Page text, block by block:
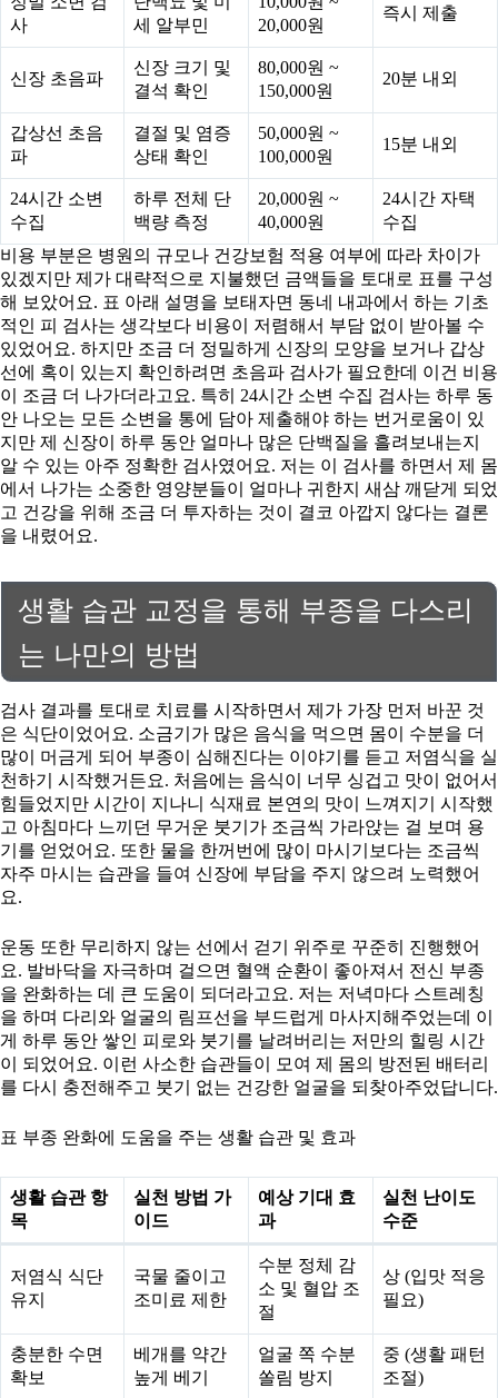
사
세 알부민
20,000원
즉시 제출
신장 초음파
신장 크기 및
결석 확인
80,000원 ~
150,000원
20분 내외
갑상선 초음
파
결절 및 염증
상태 확인
50,000원 ~
100,000원
15분 내외
24시간 소변
수집
하루 전체 단
백량 측정
20,000원 ~
40,000원
24시간 자택
수집
비용 부분은 병원의 규모나 건강보험 적용 여부에 따라 차이가
있겠지만 제가 대략적으로 지불했던 금액들을 토대로 표를 구성
해 보았어요. 표 아래 설명을 보태자면 동네 내과에서 하는 기초
적인 피 검사는 생각보다 비용이 저렴해서 부담 없이 받아볼 수
있었어요. 하지만 조금 더 정밀하게 신장의 모양을 보거나 갑상
선에 혹이 있는지 확인하려면 초음파 검사가 필요한데 이건 비용
이 조금 더 나가더라고요. 특히 24시간 소변 수집 검사는 하루 동
안 나오는 모든 소변을 통에 담아 제출해야 하는 번거로움이 있
지만 제 신장이 하루 동안 얼마나 많은 단백질을 흘려보내는지
알 수 있는 아주 정확한 검사였어요. 저는 이 검사를 하면서 제 몸
에서 나가는 소중한 영양분들이 얼마나 귀한지 새삼 깨닫게 되었
고 건강을 위해 조금 더 투자하는 것이 결코 아깝지 않다는 결론
을 내렸어요.
생활 습관 교정을 통해 부종을 다스리
는 나만의 방법
검사 결과를 토대로 치료를 시작하면서 제가 가장 먼저 바꾼 것
은 식단이었어요. 소금기가 많은 음식을 먹으면 몸이 수분을 더
많이 머금게 되어 부종이 심해진다는 이야기를 듣고 저염식을 실
천하기 시작했거든요. 처음에는 음식이 너무 싱겁고 맛이 없어서
힘들었지만 시간이 지나니 식재료 본연의 맛이 느껴지기 시작했
고 아침마다 느끼던 무거운 붓기가 조금씩 가라앉는 걸 보며 용
기를 얻었어요. 또한 물을 한꺼번에 많이 마시기보다는 조금씩
자주 마시는 습관을 들여 신장에 부담을 주지 않으려 노력했어
요.
운동 또한 무리하지 않는 선에서 걷기 위주로 꾸준히 진행했어
요. 발바닥을 자극하며 걸으면 혈액 순환이 좋아져서 전신 부종
을 완화하는 데 큰 도움이 되더라고요. 저는 저녁마다 스트레칭
을 하며 다리와 얼굴의 림프선을 부드럽게 마사지해주었는데 이
게 하루 동안 쌓인 피로와 붓기를 날려버리는 저만의 힐링 시간
이 되었어요. 이런 사소한 습관들이 모여 제 몸의 방전된 배터리
를 다시 충전해주고 붓기 없는 건강한 얼굴을 되찾아주었답니다.
표 부종 완화에 도움을 주는 생활 습관 및 효과
생활 습관 항
목
실천 방법 가
이드
예상 기대 효
과
실천 난이도
수준
저염식 식단
유지
국물 줄이고
조미료 제한
수분 정체 감
소 및 혈압 조
절
상 (입맛 적응
필요)
충분한 수면
확보
베개를 약간
높게 베기
얼굴 쪽 수분
쏠림 방지
중 (생활 패턴
조절)